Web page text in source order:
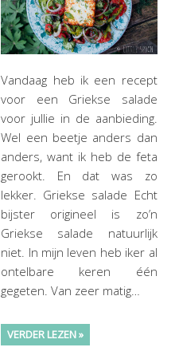
Vandaag heb ik een recept
voor een Griekse salade
voor jullie in de aanbieding.
Wel een beetje anders dan
anders, want ik heb de feta
gerookt. En dat was zo
lekker. Griekse salade Echt
bijster origineel is zo’n
Griekse salade natuurlijk
niet. In mijn leven heb iker al
ontelbare keren één
gegeten. Van zeer matig…
VERDER LEZEN »